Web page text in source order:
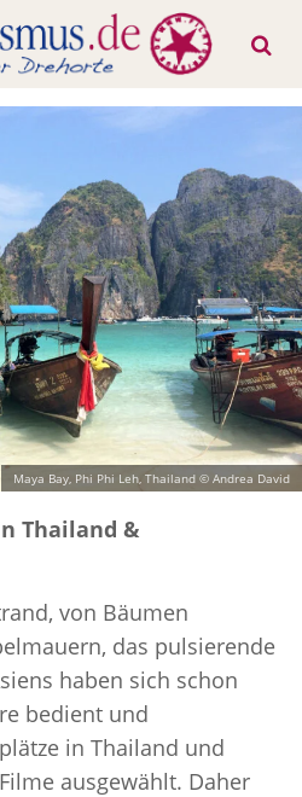
Maya Bay, Phi Phi Leh, Thailand © Andrea David
Thailand &
von Bäumen
das pulsierende
haben sich schon
bedient und
in Thailand und
ausgewählt. Daher